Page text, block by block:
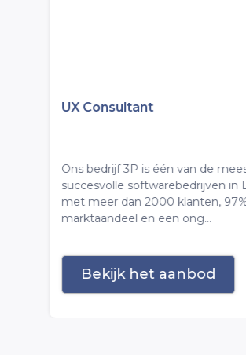
UX Consultant
Ons bedrijf 3P is één van de
succesvolle softwarebedrijven in
met meer dan 2000 klanten, 97%
marktaandeel en een ong...
Bekijk het aanbod